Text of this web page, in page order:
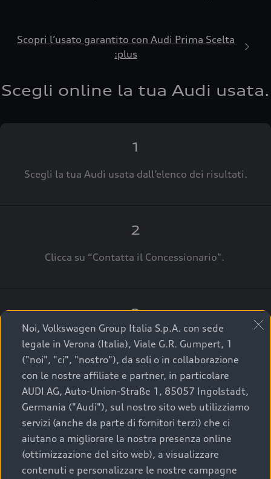
Scopri l’usato garantito con Audi Prima Scelta
:plus
Scegli online la tua Audi usata.
1
Scegli la tua Audi usata dall’elenco dei risultati.
2
Clicca su “Contatta il Concessionario".
3
A breve verrai ricontattato dal Customer Care
Audi Center o direttamente dal Concessionario
che ti supporterà per finalizzare la tua richiesta.
La qualità di acquistare
un’auto usata Audi
Noi, Volkswagen Group Italia S.p.A. con sede
legale in Verona (Italia), Viale G.R. Gumpert, 1
("noi", "ci", "nostro"), da soli o in collaborazione
con le nostre affiliate e partner, in particolare
AUDI AG, Auto-Union-Straße 1, 85057 Ingolstadt,
Germania ("Audi"), sul nostro sito web utilizziamo
servizi (anche da parte di fornitori terzi) che ci
aiutano a migliorare la nostra presenza online
(ottimizzazione del sito web), a visualizzare
contenuti e personalizzare le nostre campagne